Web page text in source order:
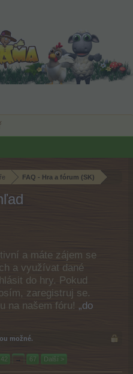
FAQ - Hra a fórum (SK)
a máte zájem se
a využívat dané
do hry. Pokud
zaregistruj se.
na našem fóru! „do
možné.
42 → 67 Další >